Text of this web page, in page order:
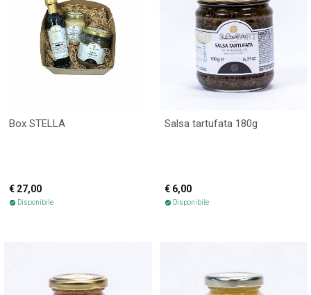
Box STELLA
€ 27,00
check_circle Disponibile
Salsa tartufata 180g
€ 6,00
check_circle Disponibile